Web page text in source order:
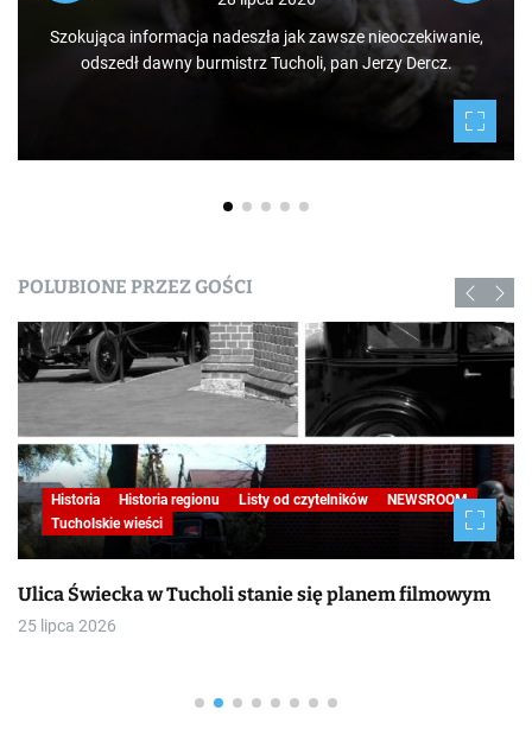
po świecie. Mamy niezwykłe szczęście żyć w Borach
Tucholskich i korzystać i to w dodatku za darmo z tego, co
daje nam natura.
POLUBIONE PRZEZ GOŚCI
Historia Historia regionu Listy od czytelników
NEWSROOM
Tucholskie wieści
Ulica Świecka w Tucholi stanie się planem filmowym
25 lipca 2026